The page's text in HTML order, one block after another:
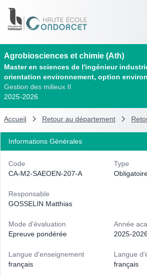
Agrobiosciences et chimie (Ath)
Master en sciences de l'ingénieur
orientation environnement, option
Gestion des milieux II
2025-2026
Accueil Retour au département
Informations Générales
Code
CA-M2-SAEOEN-207-A
Type
Responsable
GOSSELIN Matthias
Mode d'évaluation
Epreuve pondérée
Année
2025-2026
Langue d'enseignement
français
Langue
français